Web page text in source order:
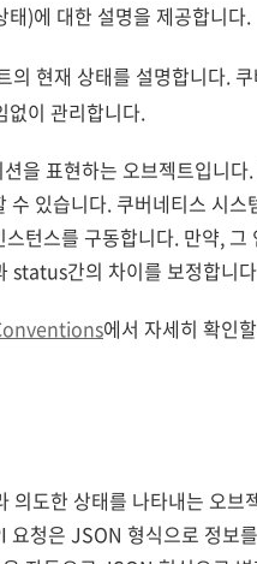
)에 대한 설명을 제공합니다.
현재 상태를 설명합니다.
없이 관리합니다.
을 표현하는 오브젝트입니다
있습니다. 쿠버네티스 시스
턴스를 구동합니다. 만약, 그
status간의 차이를 보정합니
에서 자세히 확인
의도한 상태를 나타내는 오브
요청은 JSON 형식으로 정보